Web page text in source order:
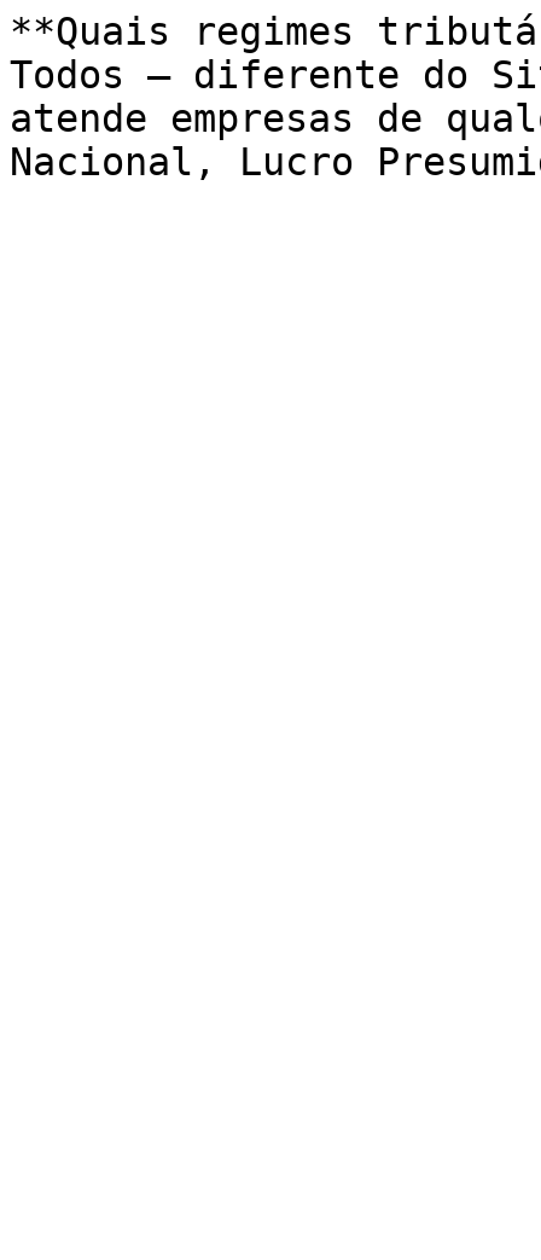
**Quais regimes
Todos — diferente do
atende empresas de